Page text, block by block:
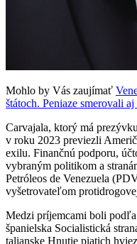
Mohlo by Vás zaujímať
štátoch. Peniaze smerovali
Carvajala, ktorý má
v roku 2023 previezli
exilu. Finančnú podporu,
vybraným politikom a
Petróleos de Venezuela
vyšetrovateľom
Medzi príjemcami boli
španielska Socialistická
talianske Hnutie piatich